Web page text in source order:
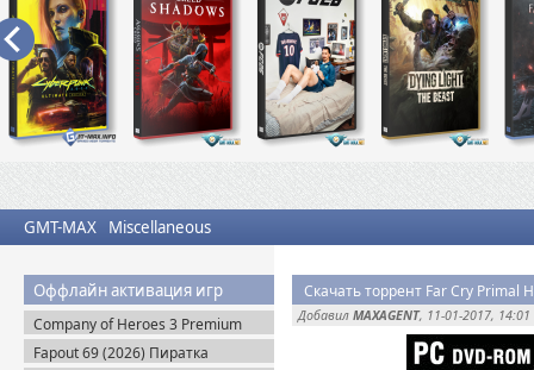
GMT-MAX Miscellaneous
Оффлайн активация игр
Company of Heroes 3 Premium
Edition (2023) RePack
Fapout 69 (2026) Пиратка
Скачать торрент Far Cry Primal
Добавил MAXAGENT, 11-01-2017, 14:01